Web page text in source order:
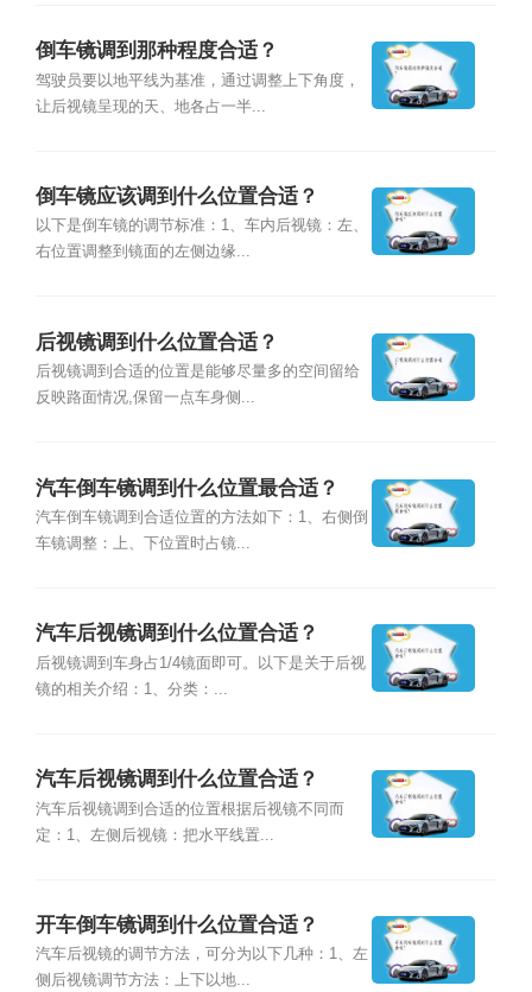
倒车镜调到那种程度合适？
驾驶员要以地平线为基准，通过调整上下角度，
让后视镜呈现的天、地各占一半...
倒车镜应该调到什么位置合适？
以下是倒车镜的调节标准：1、车内后视镜：左、
右位置调整到镜面的左侧边缘...
后视镜调到什么位置合适？
后视镜调到合适的位置是能够尽量多的空间留给
反映路面情况,保留一点车身侧...
汽车倒车镜调到什么位置最合适？
汽车倒车镜调到合适位置的方法如下：1、右侧倒
车镜调整：上、下位置时占镜...
汽车后视镜调到什么位置合适？
后视镜调到车身占1/4镜面即可。以下是关于后视
镜的相关介绍：1、分类：...
汽车后视镜调到什么位置合适？
汽车后视镜调到合适的位置根据后视镜不同而
定：1、左侧后视镜：把水平线置...
开车倒车镜调到什么位置合适？
汽车后视镜的调节方法，可分为以下几种：1、左
侧后视镜调节方法：上下以地...